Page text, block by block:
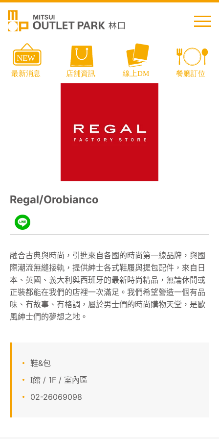
樓層導覽
顧客服務
關於我們
APP會員專區
Regal/Orobianco
融合古典與時尚，引進來自各國的時尚第一線品牌，與國
際潮流無縫接軌，提供紳士各式鞋履與提包配件，來自日
本、英國、義大利與西班牙的最新時尚精品，無論休閒或
正裝都能在我們的店裡一次滿足。我們希望營造一個有品
味、有故事、有格調，屬於男士們的時尚購物天堂，是歐
風紳士們的夢想之地。
鞋&包
I館 / 1F / 室內區
02-26069098